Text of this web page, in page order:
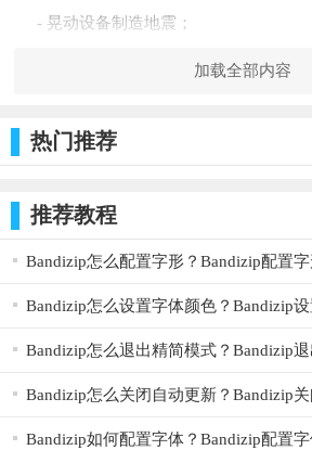
- 晃动设备制造地震；
- 向麦克风吹气制造风；
- 用手指戳汤姆或安吉拉,看看他们的反
- 按“字母”按钮进入聊天模式,和安吉拉
- 按“歌曲”按钮听汤姆和安吉拉唱歌；
- 按“花盆”按钮看金格尔向汤姆的头扔
- 按“礼物”按钮看汤姆给安吉拉各种礼
加载全部内容
热门推荐
推荐教程
Bandizip怎么配置字形？Bandizip配置
Bandizip怎么设置字体颜色？Bandizip
Bandizip怎么退出精简模式？Bandizip
Bandizip怎么关闭自动更新？Bandizip
Bandizip如何配置字体？Bandizip配置